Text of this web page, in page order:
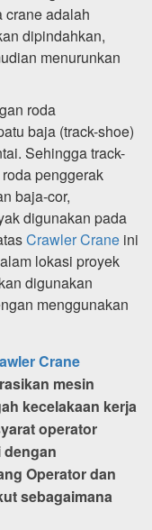
crane adalah
dipindahkan,
menurunkan
roda
baja (track-shoe)
Sehingga track-
penggerak
baja-cor,
digunakan pada
Crawler Crane ini
lokasi proyek
digunakan
menggunakan
Crane
mesin
kecelakaan kerja
operator
dengan
Operator dan
sebagaimana